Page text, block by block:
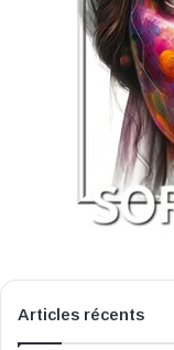
Articles récents